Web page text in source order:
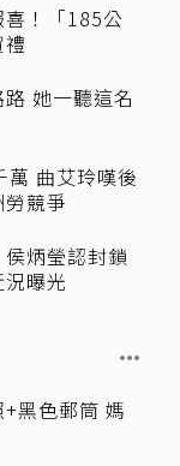
喜！「185公
她一聽這名
萬 曲艾玲嘆後
競爭
炳瑩認封鎖
曝光
黑色郵筒 媽